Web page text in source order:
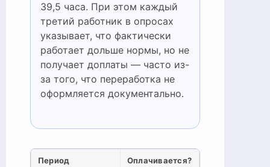
39,5 часа. При этом каждый
третий работник в опросах
указывает, что фактически
работает дольше нормы, но не
получает доплаты — часто из-
за того, что переработка не
оформляется документально.
Период Оплачивается?